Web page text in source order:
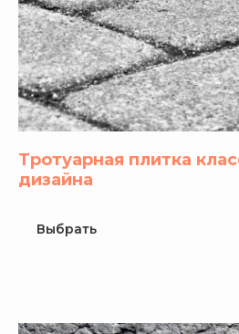
Тротуарная плитка
дизайна
Выбрать